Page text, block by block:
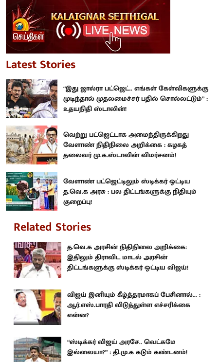
Latest Stories
“இது ஜால்ரா பட்ஜெட்.. எங்கள் கேள்விகளுக்கு
முடிந்தால் முதலமைச்சர் பதில் சொல்லட்டும்” :
உதயநிதி ஸ்டாலின்!
வெற்று பட்ஜெட்டாக அமைந்திருக்கிறது
வேளாண் நிதிநிலை அறிக்கை : கழகத்
தலைவர் மு.க.ஸ்டாலின் விமர்சனம்!
வேளாண் பட்ஜெட்டிலும் ஸ்டிக்கர் ஒட்டிய
த.வெ.க அரசு : பல திட்டங்களுக்கு நிதியும்
குறைப்பு!
Related Stories
த.வெ.க அரசின் நிதிநிலை அறிக்கை:
இதிலும் திராவிட மாடல் அரசின்
திட்டங்களுக்கு ஸ்டிக்கர் ஒட்டிய விஜய்!
விஜய் இனியும் கீழ்த்தரமாகப் பேசினால்... :
ஆர்.எஸ்.பாரதி விடுத்துள்ள எச்சரிக்கை
என்ன?
“ஸ்டிக்கர் விஜய் அரசே.. வெட்கமே
இல்லையா?” : தி.மு.க கடும் கண்டனம்!